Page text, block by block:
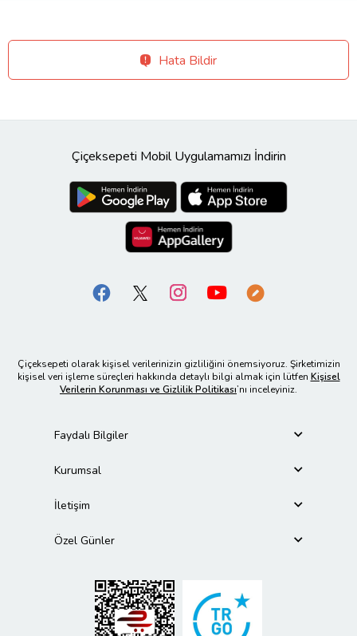
Hata Bildir
Çiçeksepeti Mobil Uygulamamızı İndirin
Çiçeksepeti olarak kişisel verilerinizin gizliliğini önemsiyoruz. Şirketimizin
kişisel veri işleme süreçleri hakkında detaylı bilgi almak için lütfen Kişisel
Verilerin Korunması ve Gizlilik Politikası’nı inceleyiniz.
Faydalı Bilgiler
Kurumsal
İletişim
Özel Günler